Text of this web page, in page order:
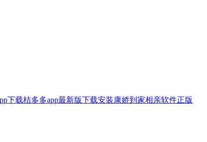
下载桔多多app最新版下载安装康娇到家相亲软件正版